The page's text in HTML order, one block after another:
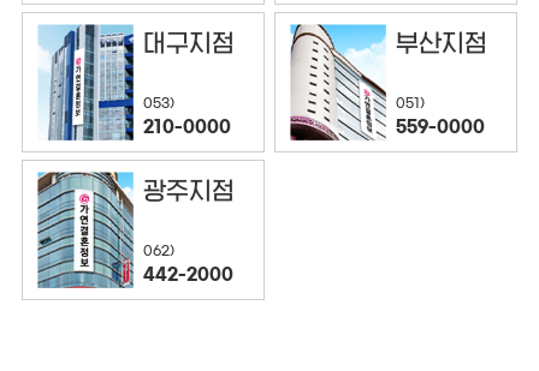
대구지점
053)
210-0000
부산지점
051)
559-0000
광주지점
062)
442-2000